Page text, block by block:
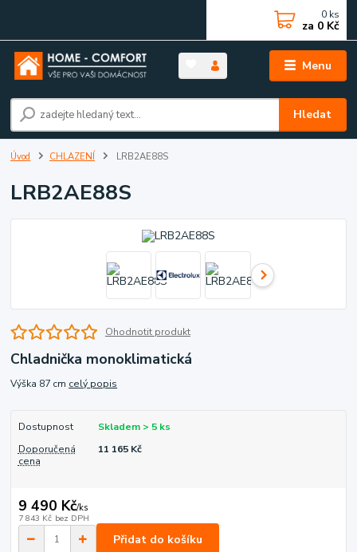
Menu
Hledat
0 ks
za 0 Kč
Úvod CHLAZENÍ LRB2AE88S
LRB2AE88S
Ohodnotit produkt
Chladnička monoklimatická
Výška 87 cm celý popis
Dostupnost
Skladem > 5 ks
Doporučená
cena
11 165 Kč
9 490 Kč/ks
7 843 Kč bez DPH
Přidat do košíku